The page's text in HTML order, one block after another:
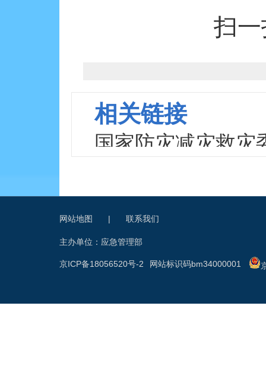
扫
相关链接
国家防灾减灾救灾
网站地图 | 联系我们
主办单位：应急管理部
网站标识码bm34000001
京ICP备18056520号-2